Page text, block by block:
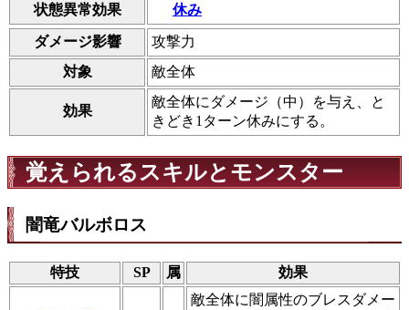
状態異常効果
休み
ダメージ影響
攻撃力
対象
敵全体
効果
敵全体にダメージ（中）を与え、と
きどき1ターン休みにする。
覚えられるスキルとモンスター
闇竜バルボロス
特技 SP 属 効果
敵全体に闇属性のブレスダメー